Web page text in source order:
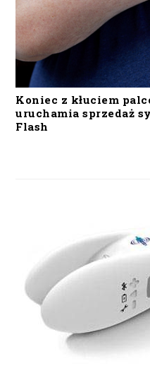
Koniec z kłuciem
uruchamia sprzedaż
Flash